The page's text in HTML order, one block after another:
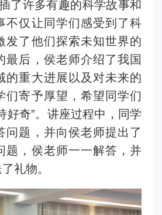
了许多有趣的科学故事和
不仅让同学们感受到了科
发了他们探索未知世界的
最后，侯老师介绍了我国
的重大进展以及对未来的
们寄予厚望，希望同学们
好奇”。讲座过程中，同学
问题，并向侯老师提出了
题，侯老师一一解答，并
礼物。